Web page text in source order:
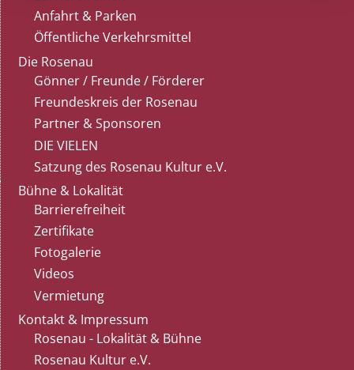
Anfahrt & Parken
Öffentliche Verkehrsmittel
Die Rosenau
Gönner / Freunde / Förderer
Freundeskreis der Rosenau
Partner & Sponsoren
DIE VIELEN
Satzung des Rosenau Kultur e.V.
Bühne & Lokalität
Barrierefreiheit
Zertifikate
Fotogalerie
Videos
Vermietung
Kontakt & Impressum
Rosenau - Lokalität & Bühne
Rosenau Kultur e.V.